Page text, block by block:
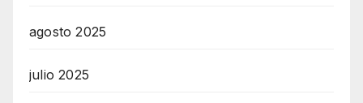
agosto 2025
julio 2025